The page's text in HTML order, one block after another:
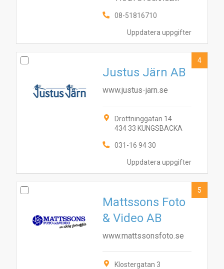
Uppdatera uppgifter
08-51816710
Uppdatera uppgifter
Justus Järn AB
www.justus-jarn.se
Drottninggatan 14
434 33 KUNGSBACKA
031-16 94 30
4
Mattssons Foto
& Video AB
www.mattssonsfoto.se
Klostergatan 3
5